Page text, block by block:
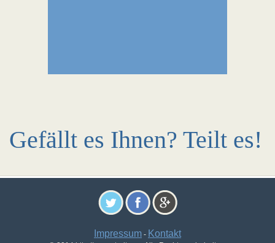
Gefällt es Ihnen? Teilt es!
Impressum - Kontakt